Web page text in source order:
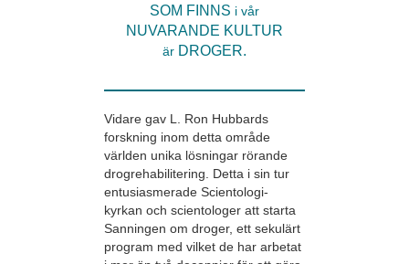
SOM FINNS i vår
NUVARANDE KULTUR
är DROGER.
Vidare gav L. Ron Hubbards
forskning inom detta område
världen unika lösningar rörande
drogrehabilitering. Detta i sin tur
entusiasmerade Scientologi-
kyrkan och scientologer att starta
Sanningen om droger, ett sekulärt
program med vilket de har arbetat